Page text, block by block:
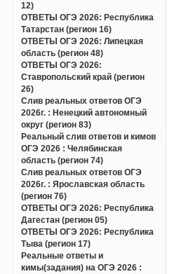
12)
ОТВЕТЫ ОГЭ 2026: Республика
Татарстан (регион 16)
ОТВЕТЫ ОГЭ 2026: Липецкая
область (регион 48)
ОТВЕТЫ ОГЭ 2026:
Ставропольский край (регион
26)
Слив реальных ответов ОГЭ
2026г. : Ненецкий автономный
округ (регион 83)
Реальный слив ответов и кимов
ОГЭ 2026 : Челябинская
область (регион 74)
Слив реальных ответов ОГЭ
2026г. : Ярославская область
(регион 76)
ОТВЕТЫ ОГЭ 2026: Республика
Дагестан (регион 05)
ОТВЕТЫ ОГЭ 2026: Республика
Тыва (регион 17)
Реальные ответы и
кимы(задания) на ОГЭ 2026 :